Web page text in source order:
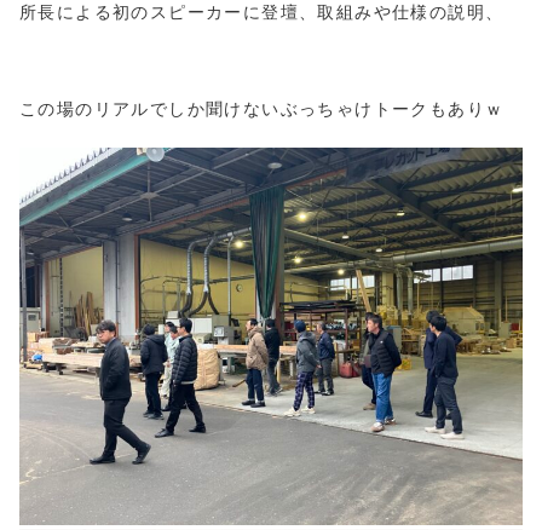
所長による初のスピーカーに登壇、取組みや仕様の説明、
この場のリアルでしか聞けないぶっちゃけトークもありｗ